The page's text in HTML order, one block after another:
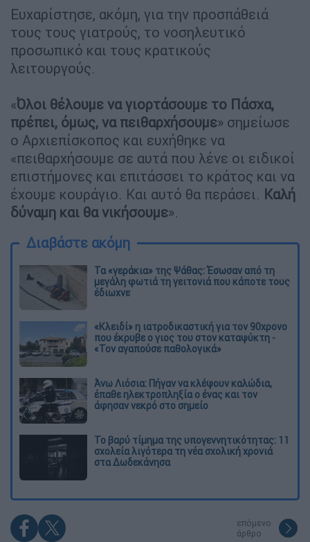
Ευχαρίστησε, ακόμη, για την προσπάθειά
τους τους γιατρούς, το νοσηλευτικό
προσωπικό και τους κρατικούς
λειτουργούς.
«Όλοι θέλουμε να γιορτάσουμε το Πάσχα,
πρέπει, όμως, να πειθαρχήσουμε» σημείωσε
ο Αρχιεπίσκοπος και ευχήθηκε να
«πειθαρχήσουμε σε αυτά που λένε οι ειδικοί
επιστήμονες και επιτάσσει το κράτος και να
έχουμε κουράγιο. Και αυτό θα περάσει. Καλή
δύναμη και θα νικήσουμε».
Διαβάστε ακόμη
Τα «γεράκια» της Ψάθας: Έσωσαν από τη
μεγάλη φωτιά τη γειτονιά που κάποτε τους
έδιωχνε
«Κλειδί» η ιατροδικαστική για τον 90χρονο
που έκρυβε ο γιος του στον καταψύκτη -
«Τον αγαπούσε παθολογικά»
Άνω Λιόσια: Πήγαν να κλέψουν καλώδια,
έπαθε ηλεκτροπληξία ο ένας και τον
άφησαν νεκρό στο σημείο
Το βαρύ τίμημα της υπογεννητικότητας: 11
σχολεία λιγότερα τη νέα σχολική χρονιά
στα Δωδεκάνησα
επόμενο
άρθρο